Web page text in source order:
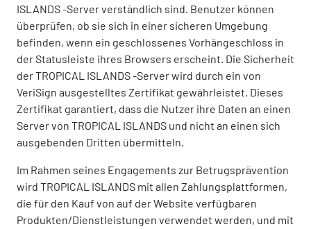
ISLANDS -Server verständlich sind. Benutzer können
überprüfen, ob sie sich in einer sicheren Umgebung
befinden, wenn ein geschlossenes Vorhängeschloss in
der Statusleiste ihres Browsers erscheint. Die Sicherheit
der TROPICAL ISLANDS -Server wird durch ein von
VeriSign ausgestelltes Zertifikat gewährleistet. Dieses
Zertifikat garantiert, dass die Nutzer ihre Daten an einen
Server von TROPICAL ISLANDS und nicht an einen sich
ausgebenden Dritten übermitteln.
Im Rahmen seines Engagements zur Betrugsprävention
wird TROPICAL ISLANDS mit allen Zahlungsplattformen,
die für den Kauf von auf der Website verfügbaren
Produkten/Dienstleistungen verwendet werden, und mit